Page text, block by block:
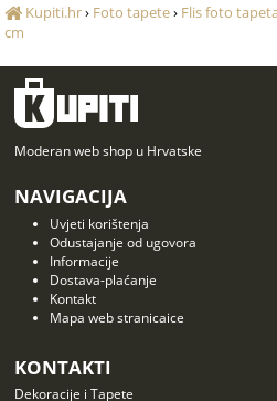
Kupiti.hr› Foto tapete› Flis foto
cm
Moderan web shop u Hrvatske
NAVIGACIJA
Uvjeti korištenja
Odustajanje od ugovora
Informacije
Dostava-plaćanje
Kontakt
Mapa web stranicaice
KONTAKTI
Dekoracije i Tapete